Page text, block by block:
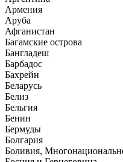
Армения
Аруба
Афганистан
Багамские острова
Бангладеш
Барбадос
Бахрейн
Беларусь
Белиз
Бельгия
Бенин
Бермуды
Болгария
Боливия,